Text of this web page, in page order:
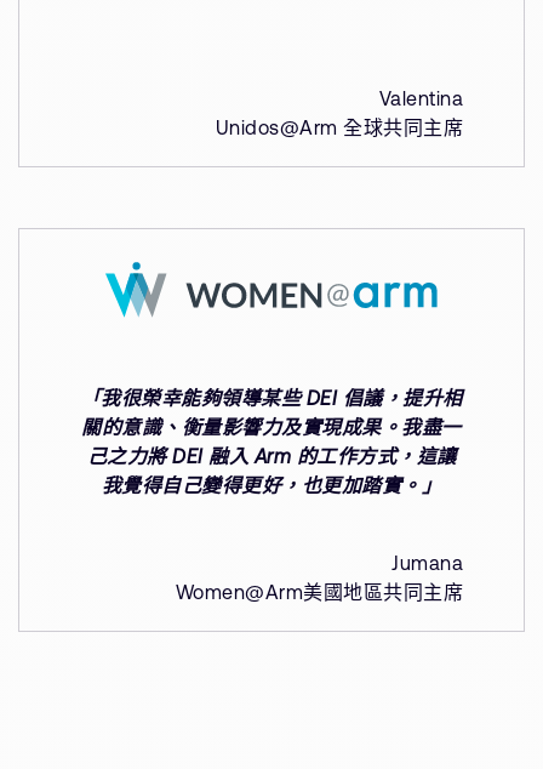
Valentina
Unidos@Arm 全球共同主席
「我很榮幸能夠領導某些 DEI 倡議，提升相
關的意識、衡量影響力及實現成果。我盡一
己之力將 DEI 融入 Arm 的工作方式，這讓
我覺得自己變得更好，也更加踏實。」
Jumana
Women@Arm美國地區共同主席